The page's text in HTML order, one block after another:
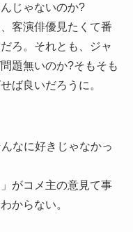
じゃないのか?
客演俳優見たくて番
ろ。それとも、ジャ
題無いのか?そもそも
ば良いだろうに。
なに好きじゃなかっ
がコメ主の意見て事
からない。